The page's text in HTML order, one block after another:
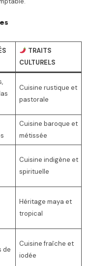
TRAITS
CULTURELS
Cuisine rustique et
pastorale
Cuisine baroque et
métissée
Cuisine indigène et
spirituelle
Héritage maya et
tropical
de
Cuisine fraîche et
iodée